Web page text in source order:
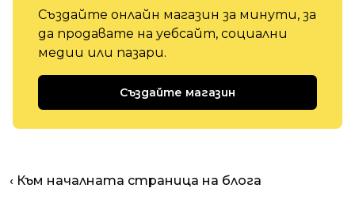
Създайте онлайн магазин за минути, за
да продавате на уебсайт, социални
медии или пазари.
Създайте магазин
‹ Към началната страница на блога